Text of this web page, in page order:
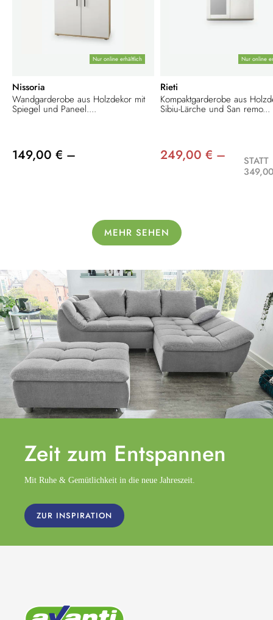
Nur online erhältlich
Nissoria
Wandgarderobe aus Holzdekor mit
Spiegel und Paneel....
149,00 € –
Nur online
Rieti
Kompaktgarderobe aus
Sibiu-Lärche und San remo...
249,00 € –
STATT
MEHR SEHEN
Zeit zum Entspannen
Mit Ruhe & Gemütlichkeit in die neue Jahreszeit.
ZUR INSPIRATION